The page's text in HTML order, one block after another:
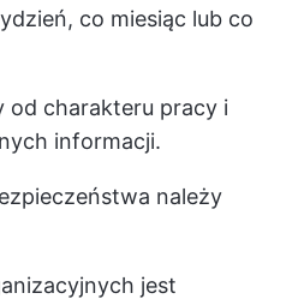
co miesiąc lub co
od charakteru pracy i
informacji.
należy
jest